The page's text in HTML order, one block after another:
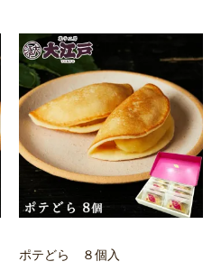
ポテどら ８個入